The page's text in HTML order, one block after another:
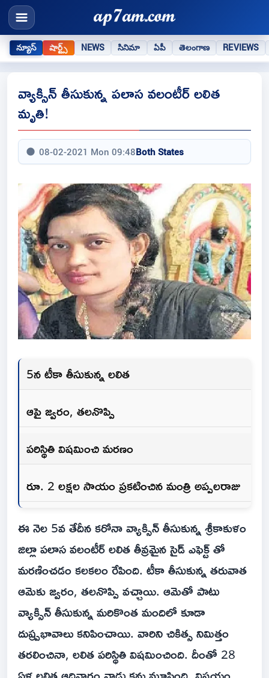
న్యూస్ షార్ట్స్ NEWS సినిమా ఏపీ తెలంగాణ REVIEWS
వ్యాక్సిన్ తీసుకున్న పలాస వలంటీర్ లలిత
మృతి!
08-02-2021 Mon 09:48Both States
5న టీకా తీసుకున్న లలిత
ఆపై జ్వరం, తలనొప్పి
పరిస్థితి విషమించి మరణం
రూ. 2 లక్షల సాయం ప్రకటించిన మంత్రి అప్పలరాజు
ఈ నెల 5వ తేదీన కరోనా వ్యాక్సిన్ తీసుకున్న శ్రీకాకుళం
జిల్లా పలాస వలంటీర్ లలిత తీవ్రమైన సైడ్ ఎఫెక్ట్ తో
మరణించడం కలకలం రేపింది. టీకా తీసుకున్న తరువాత
ఆమెకు జ్వరం, తలనొప్పి వచ్చాయి. ఆమెతో పాటు
వ్యాక్సిన్ తీసుకున్న మరికొంత మందిలో కూడా
దుష్ప్రభావాలు కనిపించాయి. వారిని చికిత్స నిమిత్తం
తరలించినా, లలిత పరిస్థితి విషమించింది. దీంతో 28